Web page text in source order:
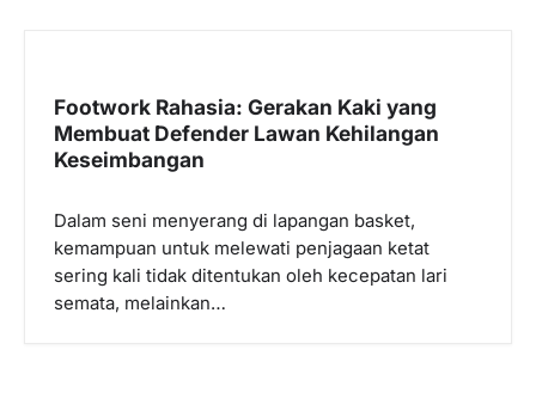
Footwork Rahasia: Gerakan Kaki yang
Membuat Defender Lawan Kehilangan
Keseimbangan
Dalam seni menyerang di lapangan basket,
kemampuan untuk melewati penjagaan ketat
sering kali tidak ditentukan oleh kecepatan lari
semata, melainkan…